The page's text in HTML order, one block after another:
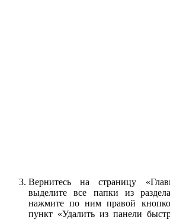
Вернитесь на страницу
выделите все папки из
нажмите по ним правой
пункт «Удалить из панели